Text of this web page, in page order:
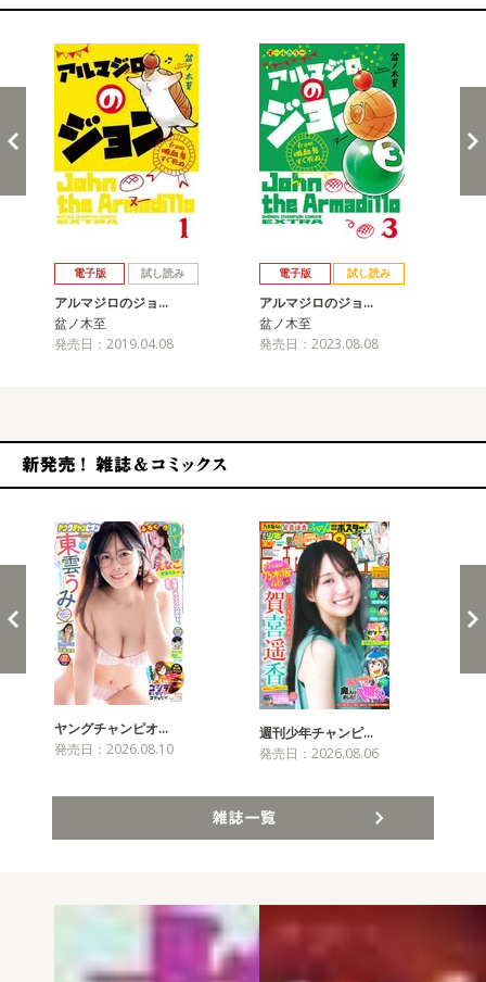
電子版 試し読み
アルマジロのジョ…
盆ノ木至
発売日：2019.04.08
電子版 試し読み
アルマジロのジョ…
盆ノ木至
発売日：2023.08.08
ヤングチャンピオ…
発売日：2026.08.10
週刊少年チャンピ…
発売日：2026.08.06